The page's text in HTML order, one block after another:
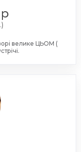
велике ЦЬОМ (